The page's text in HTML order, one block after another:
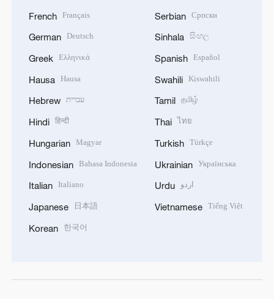
French Français
German Deutsch
Greek Ελληνικά
Hausa Hausa
Hebrew עברית
Hindi हिन्दी
Hungarian Magyar
Indonesian Bahasa Indonesia
Italian Italiano
Japanese 日本語
Korean 한국어
Serbian Српски
Sinhala සිංහල
Spanish Español
Swahili Kiswahili
Tamil தமிழ்
Thai ไทย
Turkish Türkçe
Ukrainian Українська
Urdu اردو
Vietnamese Tiếng Việt